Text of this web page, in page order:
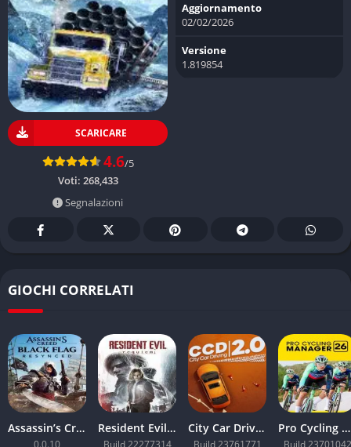
SCARICARE
4.6/5
Voti: 268,433
Segnalazioni
Aggiornamento
02/02/2026
Versione
1.819854
GIOCHI CORRELATI
Assassin’s Creed Black Flag Resynced
0.0.10
Resident Evil Requiem
Build 22277314
City Car Driving 2.0
Build 23761771
Pro Cycling Manager 26
Build 23701042